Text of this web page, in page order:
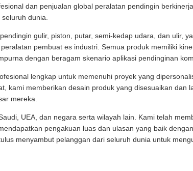
dan penjualan global peralatan pendingin
dunia.
gulir, piston, putar, semi-kedap udara, dan ulir,
pembuat es industri. Semua produk memiliki
dengan beragam skenario aplikasi pendinginan
lengkap untuk memenuhi proyek yang
kami memberikan desain produk yang disesuaikan dan
mereka.
UEA, dan negara serta wilayah lain. Kami telah
pengakuan luas dan ulasan yang baik
menyambut pelanggan dari seluruh dunia untuk